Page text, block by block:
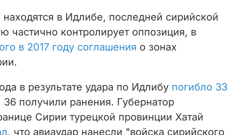
в Идлибе, последней сирийской
частично контролирует оппозиция, в
в 2017 году соглашения о зонах
в результате удара по Идлибу погибло 33
36 получили ранения. Губернатор
Сирии турецкой провинции Хатай
, что авиаудар нанесли "войска сирийского